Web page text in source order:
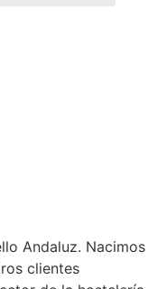
Andaluz. Nacimos
clientes